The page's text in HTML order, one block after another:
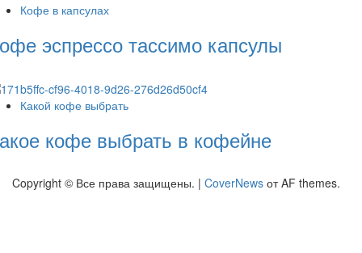
Кофе в капсулах
эспрессо тассимо капсулы
Какой кофе выбрать
кофе выбрать в кофейне
Copyright © Все права защищены. | CoverNews от AF themes.